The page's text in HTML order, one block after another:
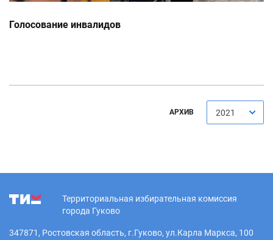
Голосование инвалидов
АРХИВ 2021
Территориальная избирательная комиссия
города Гуково
347871, Ростовская область, г.Гуково, ул.Карла Маркса, 100